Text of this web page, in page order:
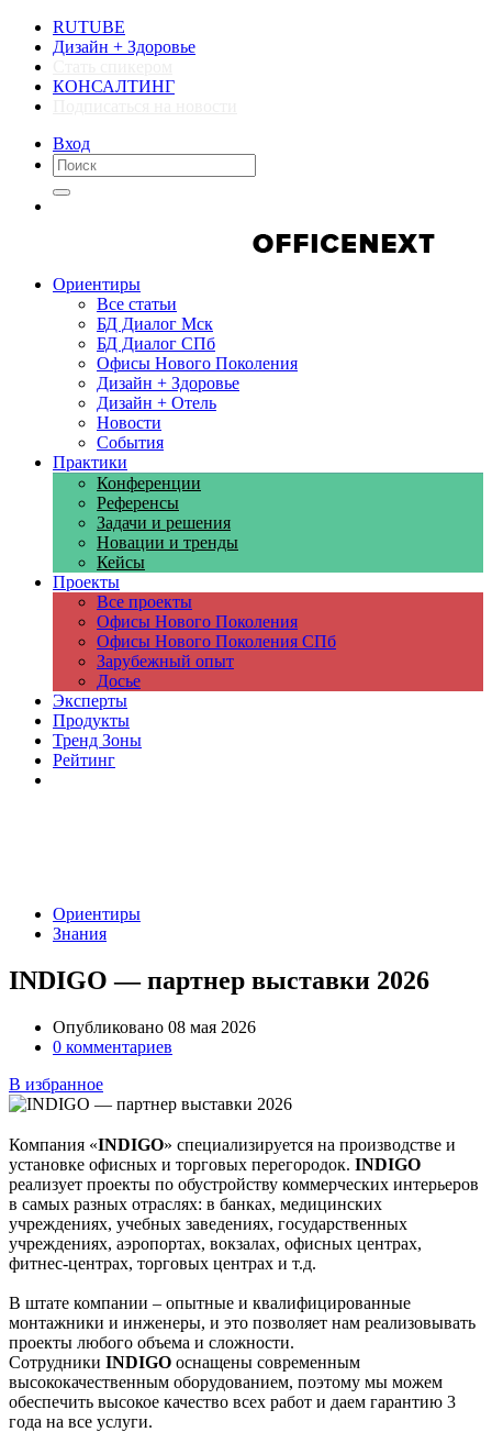
RUTUBE
Дизайн + Здоровье
КОНСАЛТИНГ
Вход
Ориентиры
Все статьи
БД Диалог Мск
БД Диалог СПб
Офисы Нового Поколения
Дизайн + Здоровье
Дизайн + Отель
Новости
События
Практики
Конференции
Референсы
Задачи и решения
Новации и тренды
Кейсы
Проекты
Все проекты
Офисы Нового Поколения
Офисы Нового Поколения СПб
Зарубежный опыт
Досье
Эксперты
Продукты
Тренд Зоны
Рейтинг
Ориентиры
Знания
INDIGO — партнер выставки 2026
Опубликовано 08 мая 2026
0 комментариев
В избранное
Компания «INDIGO» специализируется на производстве и
установке офисных и торговых перегородок. INDIGO
реализует проекты по обустройству коммерческих интерьеров
в самых разных отраслях: в банках, медицинских
учреждениях, учебных заведениях, государственных
учреждениях, аэропортах, вокзалах, офисных центрах,
фитнес-центрах, торговых центрах и т.д.
В штате компании – опытные и квалифицированные
монтажники и инженеры, и это позволяет нам реализовывать
проекты любого объема и сложности.
Сотрудники INDIGO оснащены современным
высококачественным оборудованием, поэтому мы можем
обеспечить высокое качество всех работ и даем гарантию 3
года на все услуги.